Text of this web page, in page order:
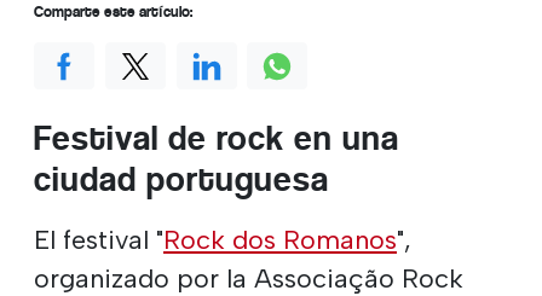
Festival de rock en una
ciudad portuguesa
El festival "Rock dos Romanos",
organizado por la Associação Rock
Comparte este artículo: